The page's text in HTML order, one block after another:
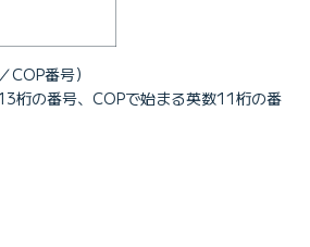
番号）
桁の番号、COPで始まる英数11桁の番